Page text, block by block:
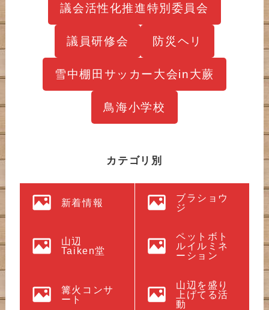
議会活性化推進特別委員会
議員研修会 防災ヘリ
雪中棚田サッカー大会in大蕨
鳥海小学校
カテゴリ別
新着情報
ブラショウ
ジ
山辺
Taiken堂
ペットボト
ルイルミネ
ーション
篝火コンサ
ート
山辺を盛り
上げてる活
動